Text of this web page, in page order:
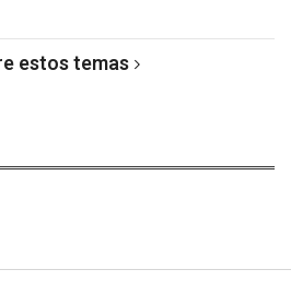
estos temas